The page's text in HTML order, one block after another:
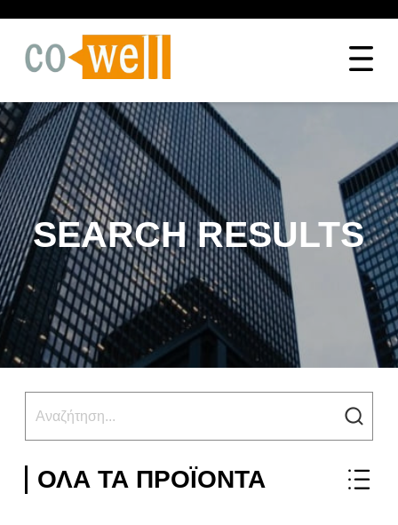
SEARCH RESULTS
ΌΛΑ ΤΑ ΠΡΟΪΌΝΤΑ